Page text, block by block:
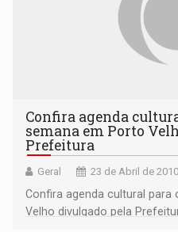
Confira agenda
semana em Porto
Prefeitura
Geral 23 de Abril de
Confira agenda cultural
Velho divulgado pela